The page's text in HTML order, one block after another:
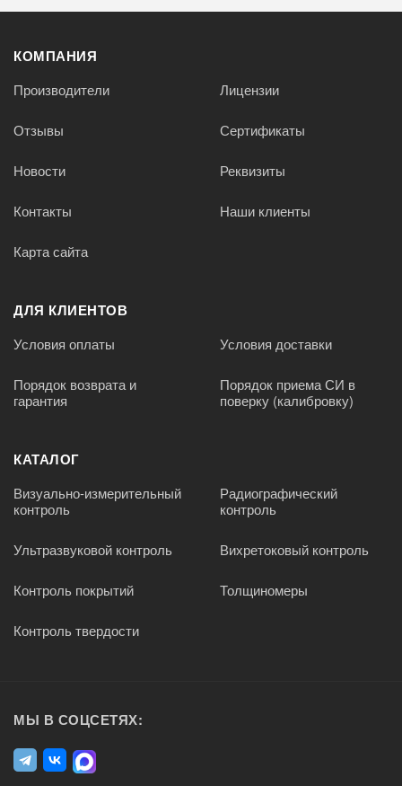
КОМПАНИЯ
Производители Лицензии
Отзывы Сертификаты
Новости Реквизиты
Контакты Наши клиенты
Карта сайта
ДЛЯ КЛИЕНТОВ
Условия оплаты Условия доставки
Порядок возврата и
гарантия
Порядок приема СИ в
поверку (калибровку)
КАТАЛОГ
Визуально-измерительный
контроль
Радиографический
контроль
Ультразвуковой контроль Вихретоковый контроль
Контроль покрытий Толщиномеры
Контроль твердости
МЫ В СОЦСЕТЯХ: